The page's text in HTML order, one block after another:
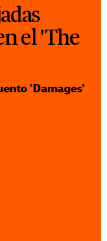
el 'The
'Damages'